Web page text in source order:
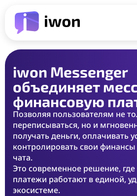
iwon Messenger
объединяет
финансовую
Позволяя пользователям не
переписываться, но и
получать деньги, оплачивать
контролировать свои
чата.
Это современное решение,
платежи работают в единой,
экосистеме.